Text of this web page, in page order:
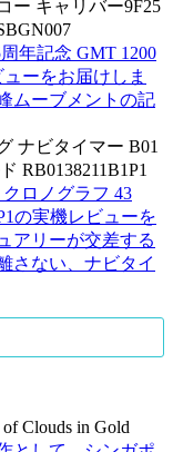
年記念 GMT 1200
ーをお届けしま
ムーブメントの記
ロノグラフ 43
の実機レビューを
アリーが交差する
さない、ナビタイ